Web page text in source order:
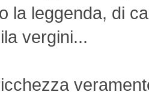
la leggenda, di
vergini...